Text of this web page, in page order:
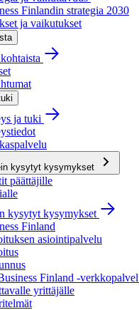
Finlandin strategia 2030
ja vaikutukset
ja tuki
kysytyt kysymykset
päättäjille
kysytyt kysymykset
Finland
asiointipalvelu
Finland -
yrittäjälle